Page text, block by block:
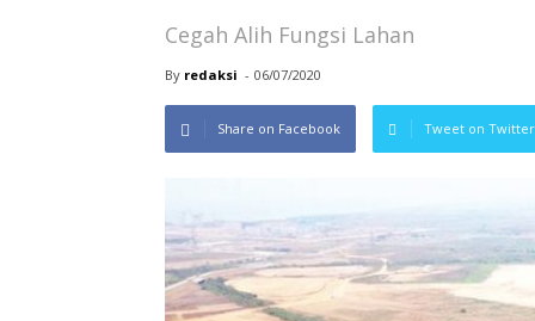
Cegah Alih Fungsi Lahan
By redaksi - 06/07/2020
Share on Facebook Tweet on Twitter